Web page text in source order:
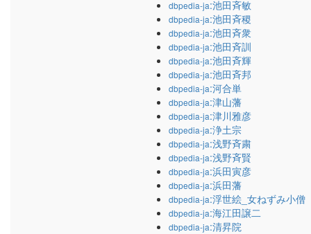
dbpedia-ja:池田斉敏
dbpedia-ja:池田斉稷
dbpedia-ja:池田斉衆
dbpedia-ja:池田斉訓
dbpedia-ja:池田斉輝
dbpedia-ja:池田斉邦
dbpedia-ja:河合単
dbpedia-ja:津山藩
dbpedia-ja:津川雅彦
dbpedia-ja:浄土宗
dbpedia-ja:浅野斉粛
dbpedia-ja:浅野斉賢
dbpedia-ja:浜田寅彦
dbpedia-ja:浜田藩
dbpedia-ja:浮世絵_女ねずみ小僧
dbpedia-ja:海江田譲二
dbpedia-ja:清昇院